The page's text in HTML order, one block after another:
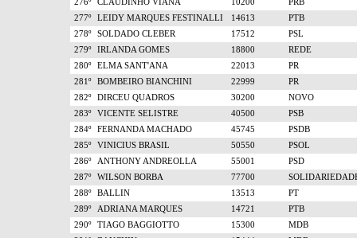
276º CLAUDINHO VIANA 10200
PRB
277º
LEIDY MARQUES FESTINALLI 14613
PTB
278º
SOLDADO CLEBER 17512
PSL
279º
IRLANDA GOMES 18800
REDE
280º
ELMA SANT'ANA 22013
PR
281º
BOMBEIRO BIANCHINI 22999
PR
282º
DIRCEU QUADROS 30200
NOVO
283º
VICENTE SELISTRE 40500
PSB
284º
FERNANDA MACHADO 45745
PSDB
285º
VINICIUS BRASIL 50550
PSOL
286º
ANTHONY ANDREOLLA 55001
PSD
287º
WILSON BORBA 77700
288º
BALLIN 13513
PT
289º
ADRIANA MARQUES 14721
PTB
290º
TIAGO BAGGIOTTO 15300
MDB